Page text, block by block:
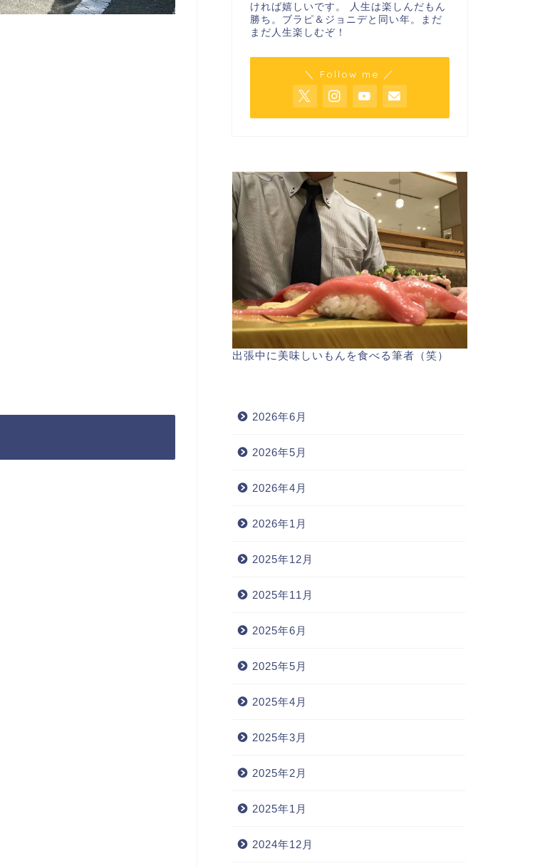
ければ嬉しいです。 人生は楽しんだもん
勝ち。ブラピ＆ジョニデと同い年。まだ
まだ人生楽しむぞ！
＼ Follow me ／
出張中に美味しいもんを食べる筆者（笑）
2026年6月
2026年5月
2026年4月
2026年1月
2025年12月
2025年11月
2025年6月
2025年5月
2025年4月
2025年3月
2025年2月
2025年1月
2024年12月